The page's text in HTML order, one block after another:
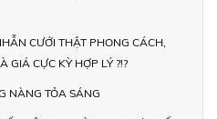
CƯỚI THẬT PHONG CÁCH,
GIÁ CỰC KỲ HỢP LÝ ?!?
NÀNG TỎA SÁNG